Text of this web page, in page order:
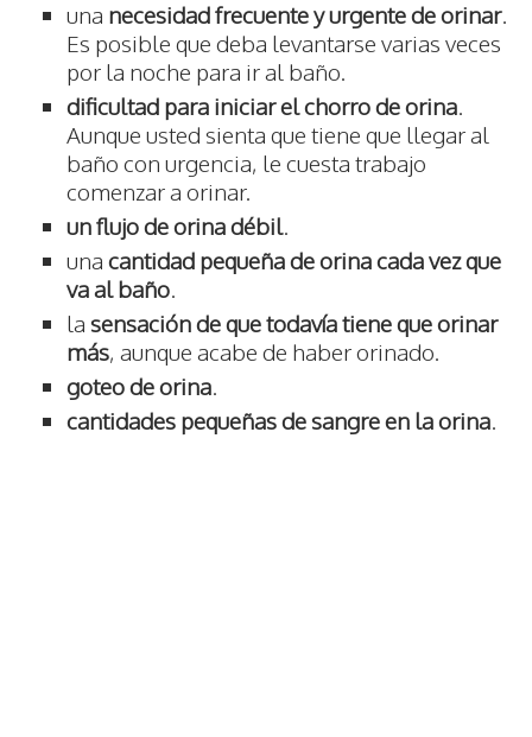
una necesidad frecuente y urgente de orinar.
Es posible que deba levantarse varias veces
por la noche para ir al baño.
dificultad para iniciar el chorro de orina
Aunque usted sienta que tiene que llegar al
baño con urgencia, le cuesta trabajo
comenzar a orinar.
un flujo de orina débil
una cantidad pequeña de orina cada vez que
va al baño
la sensación de que todavía tiene que orinar
más, aunque acabe de haber orinado.
goteo de orina
cantidades pequeñas de sangre en la orina